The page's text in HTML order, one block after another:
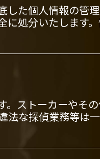
した個人情報の管
に処分いたします
。ストーカーやそ
法な探偵業務等は